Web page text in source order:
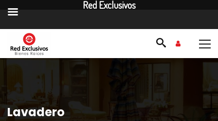
Lavadero
Red Exclusivos